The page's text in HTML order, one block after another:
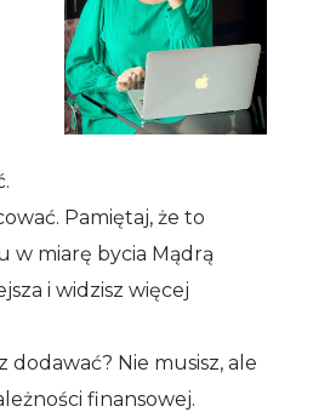
Pamiętaj, że to
w miarę bycia Mądrą
i widzisz więcej
Nie musisz, ale
finansowej.